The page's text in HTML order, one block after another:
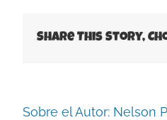
Share This Story,
Sobre el Autor: Nelson